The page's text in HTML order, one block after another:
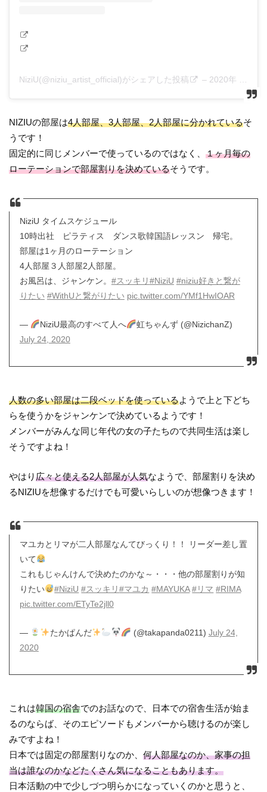
NiziU(@niziu_artist_official)がシェアした投稿 – 2020年 8月月31日午後8時25分PDT
NIZIUの部屋は4人部屋、3人部屋、2人部屋に分かれているそ
うです！
固定的に同じメンバーで使っているのではなく、１ヶ月毎の
ローテーションで部屋割りを決めているそうです。
NiziU タイムスケジュール
10時出社 ピラティス ダンス歌韓国語レッスン 帰宅。
部屋は1ヶ月のローテーション
4人部屋３人部屋2人部屋。
お風呂は、ジャンケン。 #スッキリ#NiziU #niziu好きと繋が
りたい #WithUと繋がりたい pic.twitter.com/YMf1HwIOAR
— NiziU最高のすべて人へ
虹ちゃんず (@NizichanZ)
July 24, 2020
人数の多い部屋は二段ベッドを使っているようで上と下どち
らを使うかをジャンケンで決めているようです！
メンバーがみんな同じ年代の女の子たちので共同生活は楽し
そうですよね！
やはり広々と使える2人部屋が人気なようで、部屋割りを決め
るNIZIUを想像するだけでも可愛いらしいのが想像つきます！
マユカとリマが二人部屋なんてびっくり！！ リーダー差し置
いて
これもじゃんけんで決めたのかな～・・・他の部屋割りが知
りたい
#NiziU #スッキリ#マユカ #MAYUKA #リマ #RIMA
pic.twitter.com/ETyTe2jll0
— たかぱんだ (@takapanda0211) July 24,
2020
これは韓国の宿舎でのお話なので、日本での宿舎生活が始ま
るのならば、そのエピソードもメンバーから聴けるのが楽し
みですよね！
日本では固定の部屋割りなのか、何人部屋なのか、家事の担
当は誰なのかなどたくさん気になることもあります。
日本活動の中で少しづつ明らかになっていくのかと思うと、